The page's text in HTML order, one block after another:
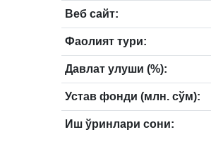
Веб сайт:
Фаолият тури:
Давлат улуши (%):
Устав фонди (млн. сўм):
Иш ўринлари сони: